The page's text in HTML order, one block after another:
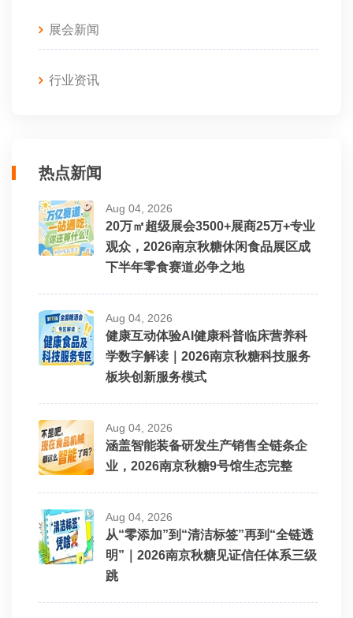
展会新闻
行业资讯
热点新闻
Aug 04, 2026
20万㎡超级展会3500+展商25万+专业
观众，2026南京秋糖休闲食品展区成
下半年零食赛道必争之地
Aug 04, 2026
健康互动体验AI健康科普临床营养科
学数字解读｜2026南京秋糖科技服务
板块创新服务模式
Aug 04, 2026
涵盖智能装备研发生产销售全链条企
业，2026南京秋糖9号馆生态完整
Aug 04, 2026
从“零添加”到“清洁标签”再到“全链透
明”｜2026南京秋糖见证信任体系三级
跳